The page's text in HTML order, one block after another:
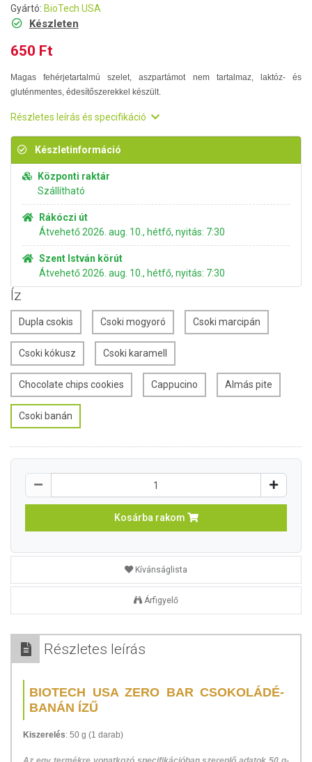
Gyártó: BioTech USA
Készleten
650 Ft
Magas fehérjetartalmú szelet, aszpartámot nem tartalmaz, laktóz- és
gluténmentes, édesítőszerekkel készült.
Részletes leírás és specifikáció
Készletinformáció
Központi raktár
Szállítható
Rákóczi út
Átvehető 2026. aug. 10., hétfő, nyitás: 7:30
Szent István körút
Átvehető 2026. aug. 10., hétfő, nyitás: 7:30
Íz
Dupla csokis Csoki mogyoró Csoki marcipán
Csoki kókusz Csoki karamell
Chocolate chips cookies Cappucino Almás pite
Csoki banán
Kosárba rakom
Kívánságlista
Árfigyelő
Részletes leírás
BIOTECH USA ZERO BAR CSOKOLÁDÉ-
BANÁN ÍZŰ
Kiszerelés: 50 g (1 darab)